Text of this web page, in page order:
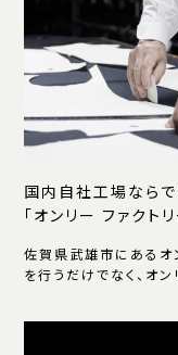
国内自社工場ならで
「オンリー ファクトリ
佐賀県武雄市にあるオ
を行うだけでなく、オン